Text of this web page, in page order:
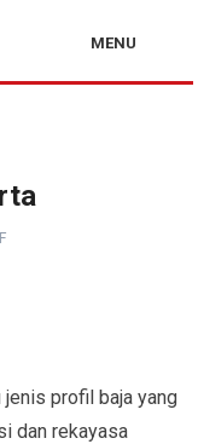
MENU
jenis profil baja yang
dan rekayasa